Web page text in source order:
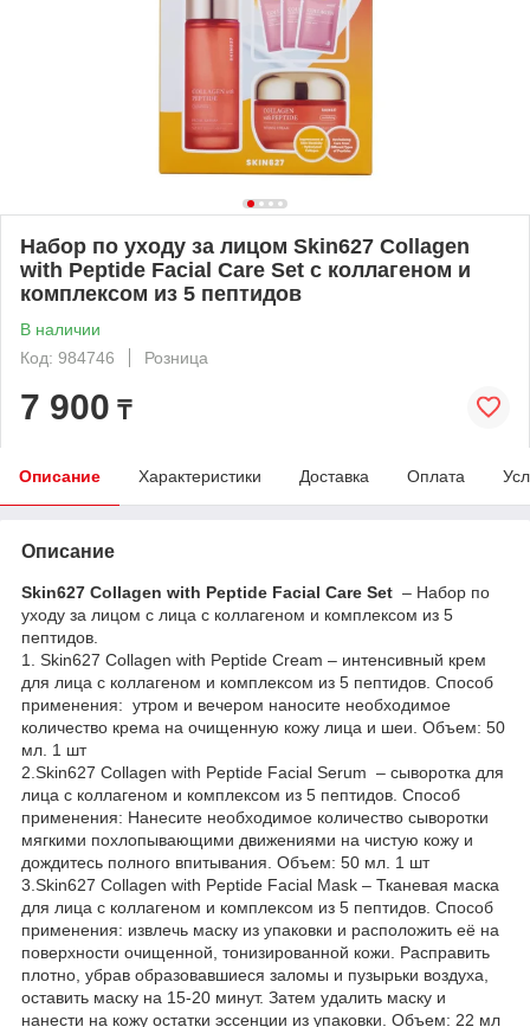
Набор по уходу за лицом Skin627 Collagen
with Peptide Facial Care Set с коллагеном и
комплексом из 5 пептидов
В наличии
Код: 984746
Розница
7 900 ₸
Описание Характеристики Доставка Оплата
Описание
Skin627 Collagen with Peptide Facial Care Set – Набор по
уходу за лицом с лица с коллагеном и комплексом из 5
пептидов.
1. Skin627 Collagen with Peptide Cream – интенсивный крем
для лица с коллагеном и комплексом из 5 пептидов. Способ
применения: утром и вечером наносите необходимое
количество крема на очищенную кожу лица и шеи. Объем: 50
мл. 1 шт
2.Skin627 Collagen with Peptide Facial Serum – cыворотка для
лица с коллагеном и комплексом из 5 пептидов. Способ
применения: Нанесите необходимое количество сыворотки
мягкими похлопывающими движениями на чистую кожу и
дождитесь полного впитывания. Объем: 50 мл. 1 шт
3.Skin627 Collagen with Peptide Facial Mask – Тканевая маска
для лица с коллагеном и комплексом из 5 пептидов. Способ
применения: извлечь маску из упаковки и расположить её на
поверхности очищенной, тонизированной кожи. Расправить
плотно, убрав образовавшиеся заломы и пузырьки воздуха,
оставить маску на 15-20 минут. Затем удалить маску и
нанести на кожу остатки эссенции из упаковки. Объем: 22 мл